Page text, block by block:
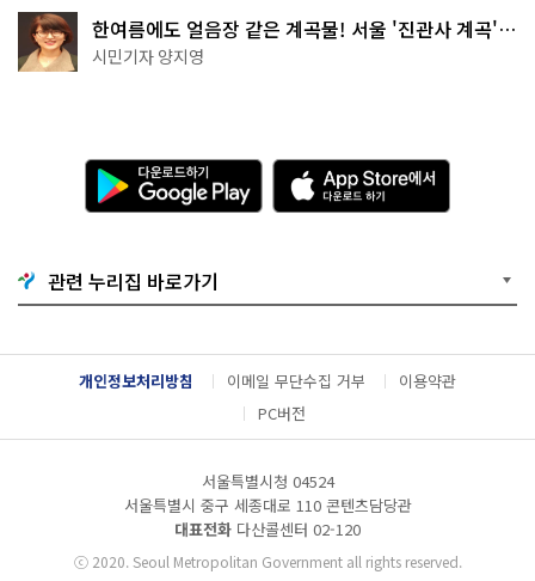
한여름에도 얼음장 같은 계곡물! 서울 '진관사 계곡'이
천국이네~
시민기자 양지영
다
운
로
기
G
o
g
l
e
A
p
p
e
서
다
운
관련 누리집 바로가기
개인정보처리방침 이메일 무단수집 거부
이용약관
PC버전
서울특별시청 04524
서울특별시 중구 세종대로 110 콘텐츠담당관
대표전화 다산콜센터 02-120
ⓒ2020. Seoul Metropolitan Government all rights reserved.